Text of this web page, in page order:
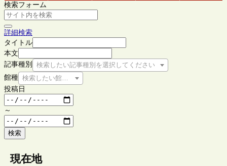
検索フォーム
詳細検索
タイトル
本文
記事種別
検索したい記事種別を選択してください
館種 検索したい館種を選択してください
投稿日
～
検索
現在地